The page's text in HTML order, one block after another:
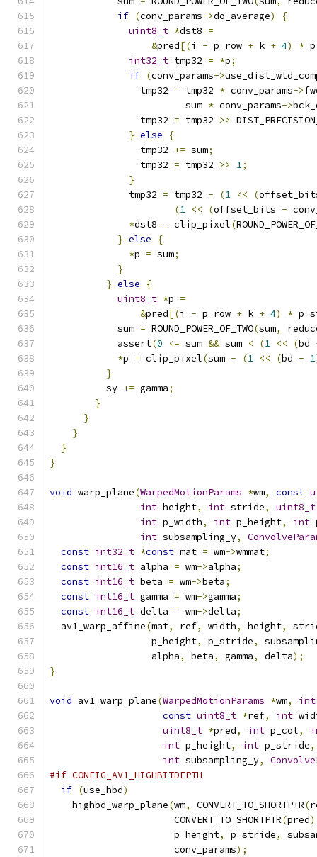
if (conv_params->do_average)
{
uint8_t *dst8 =
&pred[(i - p_row + k + 4) *
int32_t tmp32 = *p;
if (conv_params->
                tmp32
= tmp32 * conv_params->
                        sum
* conv_params->
                tmp32
= tmp32 >>
} else
{
                tmp32
+= sum;
                tmp32
= tmp32 >> 1;
}
              tmp32
= tmp32 - (1 << (
(1 << (offset_bits -
*dst8 = clip_pixel(
} else
{
*p = sum;
}
} else
{
uint8_t *p =
&pred[(i - p_row + k + 4) *
            sum
= ROUND_POWER_OF_TWO(sum,
            assert
(0 <= sum && sum < (1 << (bd
*p = clip_pixel(sum - (1 << (bd - 1
}
          sy
+= gamma;
}
}
}
}
}
void warp_plane(WarpedMotionParams *wm, const
int height, int stride,
uint8_t
int p_width, int p_height, int
int subsampling_y,
const int32_t *const mat = wm->wmmat;
const int16_t alpha = wm->alpha;
const int16_t beta = wm->beta;
const int16_t gamma = wm->gamma;
const int16_t delta = wm->delta;
  av1_warp_affine
(mat, ref, width, height,
                  p_height
, p_stride,
                  alpha
, beta, gamma, delta);
}
void av1_warp_plane(WarpedMotionParams *wm, int
const uint8_t *ref, int
uint8_t *pred, int p_col,
int p_height, int p_stride,
int subsampling_y,
#if CONFIG_AV1_HIGHBITDEPTH
if (use_hbd)
    highbd_warp_plane
(wm, CONVERT_TO_SHORTPTR(
                      CONVERT_TO_SHORTPTR
(pred
                      p_height
, p_stride,
                      conv_params
);